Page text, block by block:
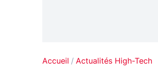
Accueil Actualités High-Tech